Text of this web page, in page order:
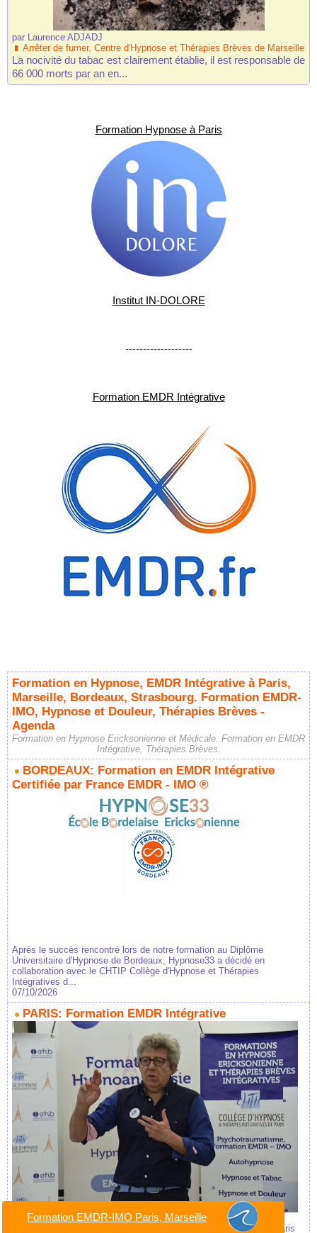
par Laurence ADJADJ
Arrêter de fumer. Centre d'Hypnose et Thérapies Brèves de Marseille
La nocivité du tabac est clairement établie, il est responsable de
66 000 morts par an en...
Formation Hypnose à Paris
Institut IN-DOLORE
-------------------
Formation EMDR Intégrative
Formation en Hypnose, EMDR Intégrative à Paris,
Marseille, Bordeaux, Strasbourg. Formation EMDR-
IMO, Hypnose et Douleur, Thérapies Brèves -
Agenda
Formation en Hypnose Ericksonienne et Médicale. Formation en EMDR
Intégrative, Thérapies Brèves.
BORDEAUX: Formation en EMDR Intégrative
Certifiée par France EMDR - IMO ®
Après le succès rencontré lors de notre formation au Diplôme
Universitaire d'Hypnose de Bordeaux, Hypnose33 a décidé en
collaboration avec le CHTIP Collège d'Hypnose et Thérapies
Intégratives d...
07/10/2026
PARIS: Formation EMDR Intégrative
Formation Certifiante et validée par France EMDR IMO ®. Un
partenariat CHTIP Collège d'Hypnose Thérapies Intégratives de Paris
Formation EMDR-IMO Paris, Marseille